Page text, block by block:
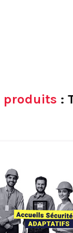
produits :